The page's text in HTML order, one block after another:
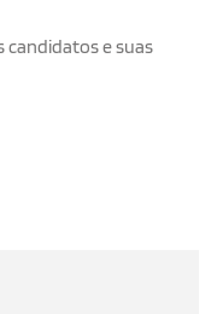
candidatos e suas